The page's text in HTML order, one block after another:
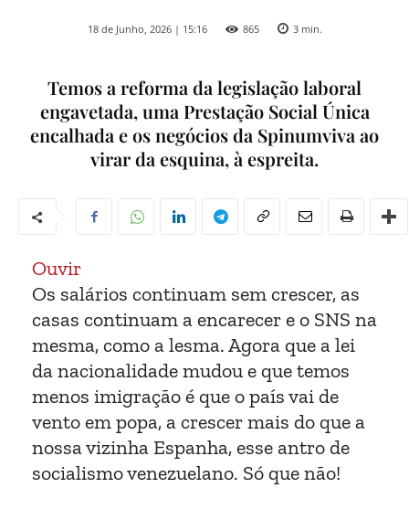
18 de Junho, 2026 | 15:16 865 3min.
Temos a reforma da legislação laboral
engavetada, uma Prestação Social Única
encalhada e os negócios da Spinumviva ao
virar da esquina, à espreita.
Ouvir
Os salários continuam sem crescer, as
casas continuam a encarecer e o SNS na
mesma, como a lesma. Agora que a lei
da nacionalidade mudou e que temos
menos imigração é que o país vai de
vento em popa, a crescer mais do que a
nossa vizinha Espanha, esse antro de
socialismo venezuelano. Só que não!